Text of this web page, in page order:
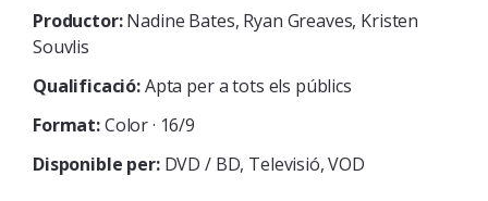
Productor:Nadine Bates, Ryan Greaves, Kristen
Souvlis
Qualificació:Apta per a tots els públics
Format:Color · 16/9
Disponible per: DVD / BD Televisió VOD